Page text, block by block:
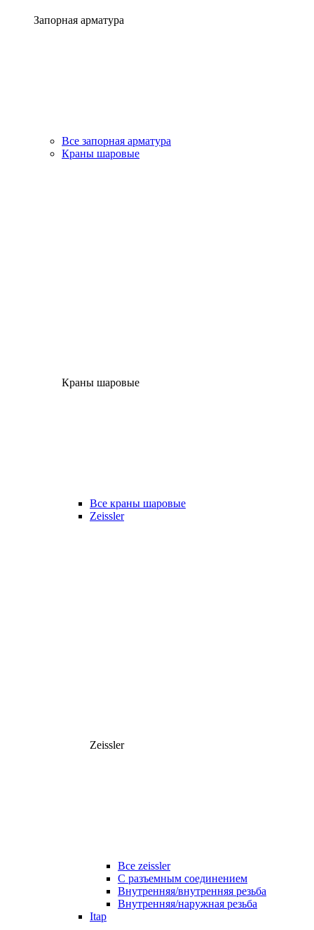
Запорная арматура
Все запорная арматура
Краны шаровые
Краны шаровые
Все краны шаровые
Zeissler
Zeissler
Все zeissler
С разъемным соединением
Внутренняя/внутренняя резьба
Внутренняя/наружная резьба
Itap